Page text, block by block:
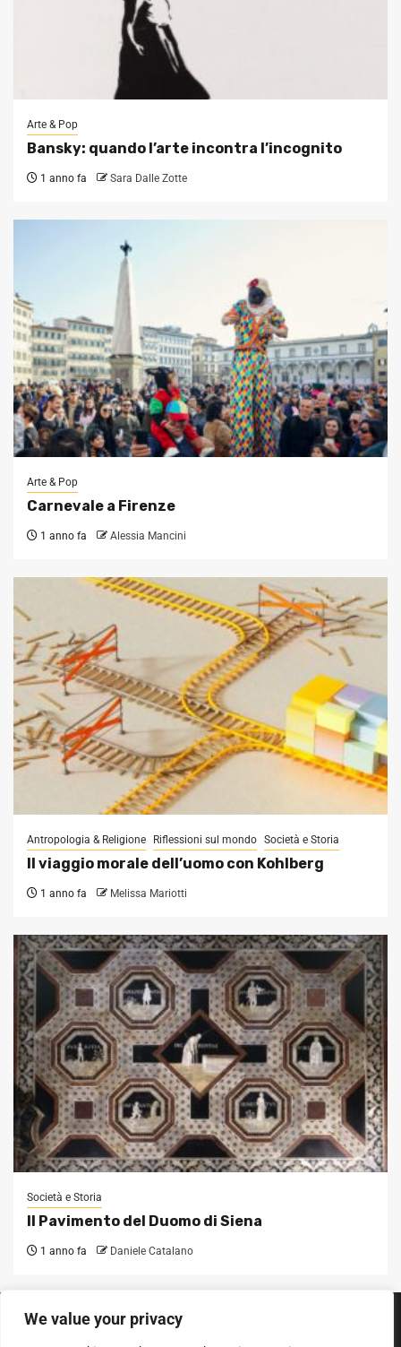
We value your privacy
Arte & Pop
Bansky: quando l’arte incontra l’incognito
1 anno fa Sara Dalle Zotte
Arte & Pop
Carnevale a Firenze
1 anno fa Alessia Mancini
Antropologia & Religione Riflessioni sul mondo Società e Storia
Il viaggio morale dell’uomo con Kohlberg
1 anno fa Melissa Mariotti
Società e Storia
Il Pavimento del Duomo di Siena
1 anno fa Daniele Catalano
SEGUICI SUI SOCIAL